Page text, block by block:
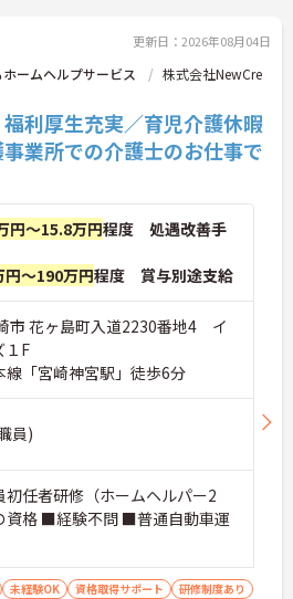
更新日：2026年08月04日
ームヘルプサービス
株式会社NewCre
福利厚生充実／育児介護休暇
業所での介護士のお仕事で
円～15.8万円程度 処遇改善手
円～190万円程度 賞与別途支給
市 花ヶ島町入道2230番地4 イ
１F
線「宮崎神宮駅」徒歩6分
員)
任者研修（ホームヘルパー2
資格 ■経験不問 ■普通自動車運
未経験OK 資格取得サポート
研修制度あり